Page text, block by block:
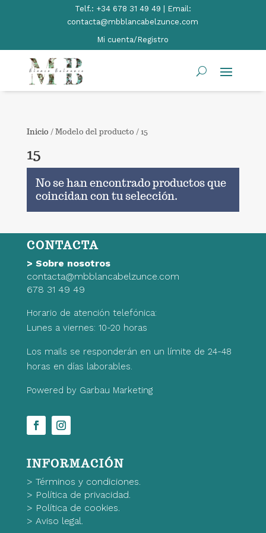
Telf.: +34 678 31 49 49 | Email:
contacta@mbblancabelzunce.com
Mi cuenta/Registro
Inicio / Modelo del producto / 15
15
No se han encontrado productos que
coincidan con tu selección.
CONTACTA
> Sobre nosotros
contacta@mbblancabelzunce.com
678 31 49 49
Horario de atención telefónica:
Lunes a viernes: 10-20 horas
Los mails se responderán en un límite de 24-48
horas en días laborables.
Powered by Garbau Marketing
INFORMACIÓN
> Términos y condiciones.
> Política de privacidad.
> Política de cookies.
> Aviso legal.